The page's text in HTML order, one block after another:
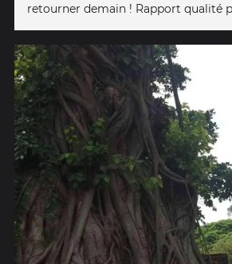
retourner demain ! Rapport qualité